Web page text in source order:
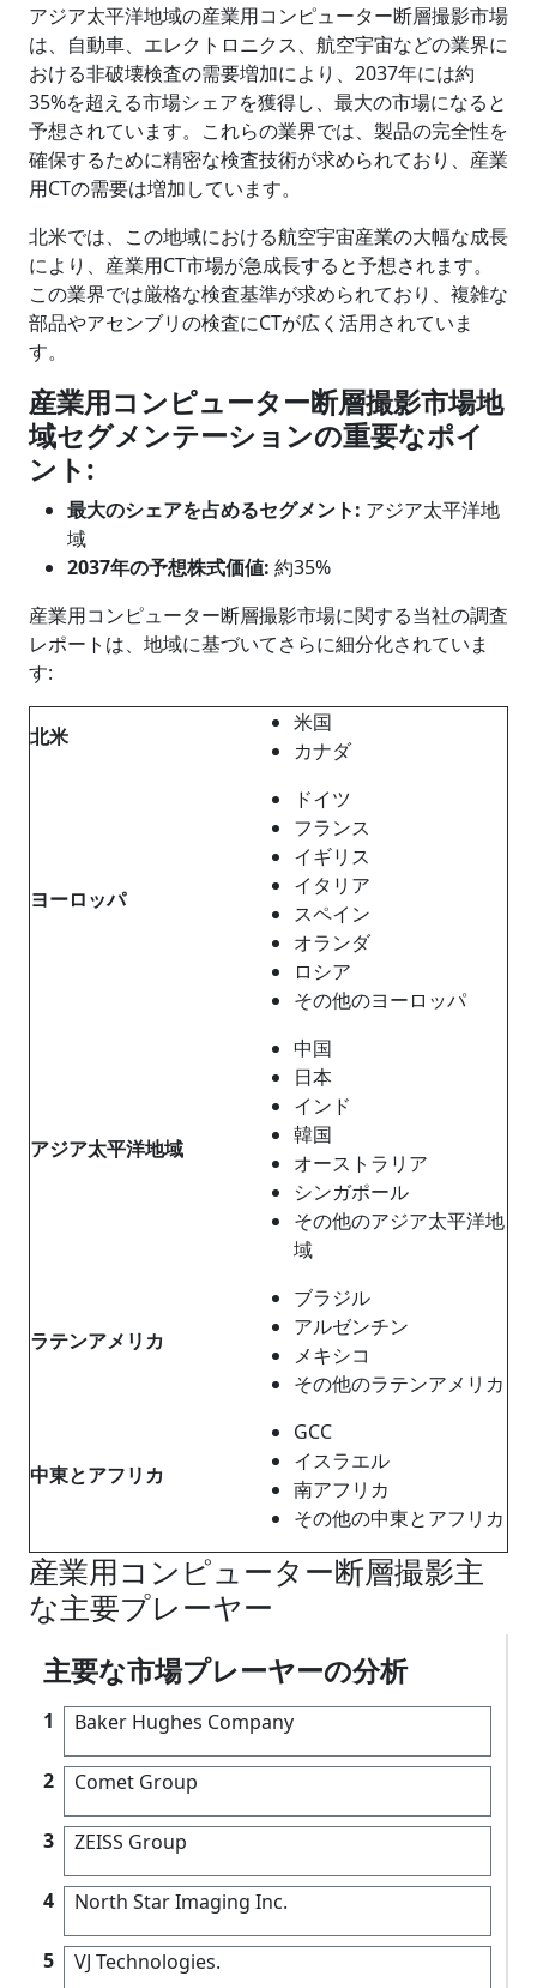
アジア太平洋地域の産業用コンピューター断層撮影市場
は、自動車、エレクトロニクス、航空宇宙などの業界に
おける非破壊検査の需要増加により、2037年には約
35%を超える市場シェアを獲得し、最大の市場になると
予想されています。これらの業界では、製品の完全性を
確保するために精密な検査技術が求められており、産業
用CTの需要は増加しています。
北米では、この地域における航空宇宙産業の大幅な成長
により、産業用CT市場が急成長すると予想されます。
この業界では厳格な検査基準が求められており、複雑な
部品やアセンブリの検査にCTが広く活用されていま
す。
産業用コンピューター断層撮影市場地
域セグメンテーションの重要なポイ
ント:
最大のシェアを占めるセグメント: アジア太平洋地
域
2037年の予想株式価値: 約35%
産業用コンピューター断層撮影市場に関する当社の調査
レポートは、地域に基づいてさらに細分化されていま
す:
北米
米国
カナダ
ヨーロッパ
ドイツ
フランス
イギリス
イタリア
スペイン
オランダ
ロシア
その他のヨーロッパ
アジア太平洋地域
中国
日本
インド
韓国
オーストラリア
シンガポール
その他のアジア太平洋地
域
ラテンアメリカ
ブラジル
アルゼンチン
メキシコ
その他のラテンアメリカ
中東とアフリカ
GCC
イスラエル
南アフリカ
その他の中東とアフリカ
産業用コンピューター断層撮影主
な主要プレーヤー
主要な市場プレーヤーの分析
1 Baker Hughes Company
2 Comet Group
3 ZEISS Group
4 North Star Imaging Inc.
5 VJ Technologies.